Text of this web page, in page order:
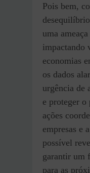
Pois bem,
uma
impactando
economias
os dados
urgência de
e proteger o
ações
empresas e
possível
garantir um
para as